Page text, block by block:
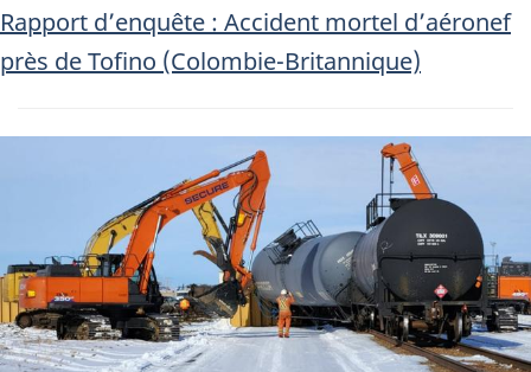
Rapport d’enquête : Accident mortel d’aéronef
près de Tofino (Colombie-Britannique)